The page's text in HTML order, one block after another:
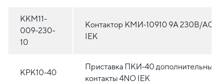
KKM11-
009-230-
10
Контактор КМИ-10910 9А 230В/АС3
IEK
KPK10-40
Приставка ПКИ-40 дополнительные
контакты 4NO IEK